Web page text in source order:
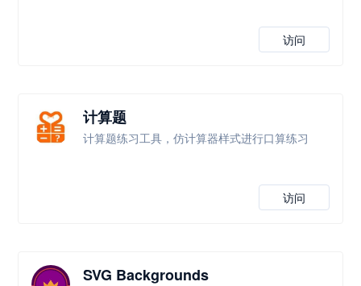
访问
计算题
计算题练习工具，仿计算器样式进行口算练习
访问
SVG Backgrounds